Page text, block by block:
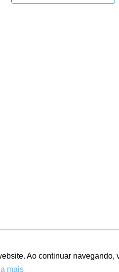
Ao continuar navegando,
mais